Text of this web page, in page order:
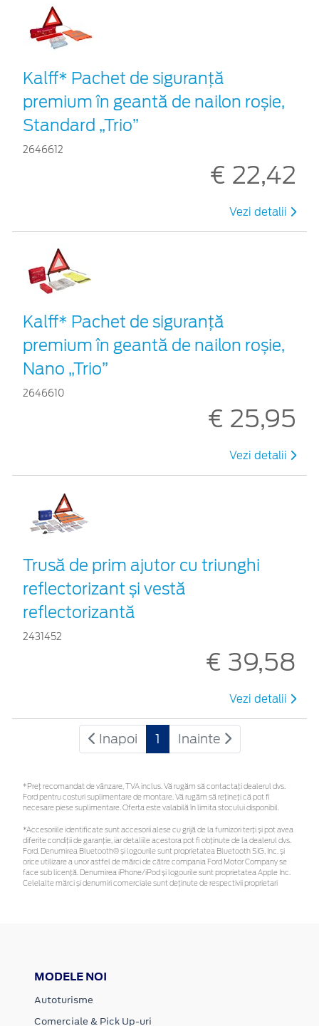
Kalff* Pachet de siguranţă
premium în geantă de nailon roșie,
Standard „Trio”
2646612
€ 22,42
Vezi detalii
Kalff* Pachet de siguranţă
premium în geantă de nailon roșie,
Nano „Trio”
2646610
€ 25,95
Vezi detalii
Trusă de prim ajutor cu triunghi
reflectorizant și vestă
reflectorizantă
2431452
€ 39,58
Vezi detalii
Inapoi 1 Inainte
*Preţ recomandat de vânzare, TVA inclus. Vă rugăm să contactaţi dealerul dvs.
Ford pentru costuri suplimentare de montare. Vă rugăm să rețineți că pot fi
necesare piese suplimentare. Oferta este valabilă în limita stocului disponibil.
*Accesoriile identificate sunt accesorii alese cu grijă de la furnizori terți și pot avea
diferite condiții de garanție, iar detaliile acestora pot fi obținute de la dealerul dvs.
Ford. Denumirea Bluetooth® și logourile sunt proprietatea Bluetooth SIG, Inc. și
orice utilizare a unor astfel de mărci de către compania Ford Motor Company se
face sub licență. Denumirea iPhone/iPod și logourile sunt proprietatea Apple Inc.
Celelalte mărci și denumiri comerciale sunt deținute de respectivii proprietari
MODELE NOI
Autoturisme
Comerciale & Pick Up-uri